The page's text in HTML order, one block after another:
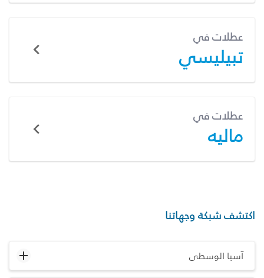
عطلات في
تبيليسي
عطلات في
ماليه
اكتشف شبكة وجهاتنا
آسيا الوسطى